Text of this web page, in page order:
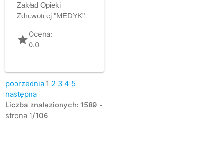
Zakład Opieki
Zdrowotnej "MEDYK"
gradeOcena:
0.0
poprzednia 1 2 3 4 5
następna
Liczba znalezionych: 1589 -
strona 1/106